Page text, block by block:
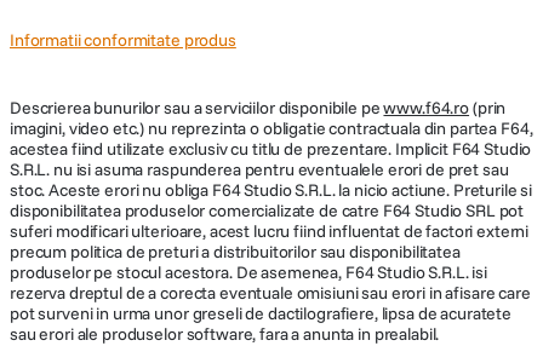
Informatii conformitate produs
Descrierea bunurilor sau a serviciilor disponibile pewww.f64.ro(prin
imagini, video etc.) nu reprezinta o obligatie contractuala din partea F64,
acestea fiind utilizate exclusiv cu titlu de prezentare. Implicit F64 Studio
S.R.L. nu isi asuma raspunderea pentru eventualele erori de pret sau
stoc. Aceste erori nu obliga F64 Studio S.R.L. la nicio actiune. Preturile si
disponibilitatea produselor comercializate de catre F64 Studio SRL pot
suferi modificari ulterioare, acest lucru fiind influentat de factori externi
precum politica de preturi a distribuitorilor sau disponibilitatea
produselor pe stocul acestora. De asemenea, F64 Studio S.R.L. isi
rezerva dreptul de a corecta eventuale omisiuni sau erori in afisare care
pot surveni in urma unor greseli de dactilografiere, lipsa de acuratete
sau erori ale produselor software, fara a anunta in prealabil.